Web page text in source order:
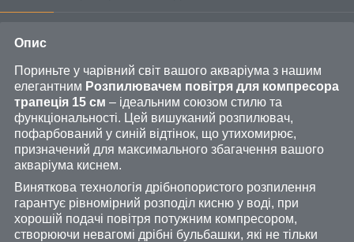
Опис
Пориньте у чарівний світ вашого акваріума з нашим
елегантним Розпилювачем повітря для компресора
трапеція 15 см – ідеальним союзом стилю та
функціональності. Цей вишуканий розпилювач,
пофарбований у синій відтінок, що утихомирює,
призначений для максимального збагачення вашого
акваріума киснем.
Виняткова технологія дрібнопористого розпилення
гарантує рівномірний розподіл кисню у воді, при
хорошій подачі повітря потужним компресором,
створюючи невагомі дрібні бульбашки, які не тільки